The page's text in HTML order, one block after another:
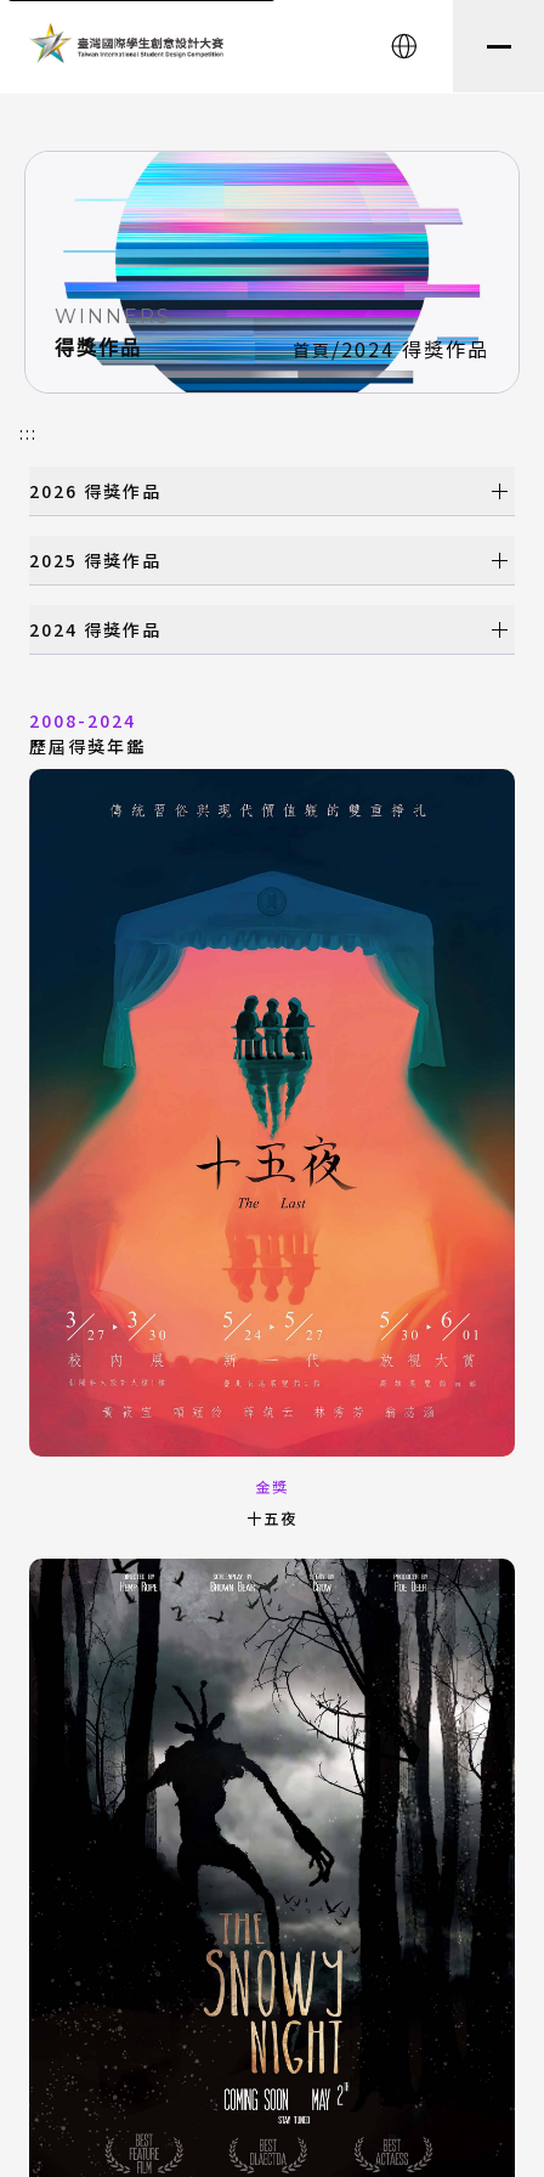
English
WINNERS
得獎作品
首頁/2024 得獎作品
:::
2026 得獎作品
年度大獎
國際設計組織特別獎
視覺設計類
時尚設計類
特別獎
2025 得獎作品
年度大獎
國際設計組織特別獎
視覺設計類
數位動畫類
建築與景觀設計類
時尚設計類
2024 得獎作品
國際設計組織特別獎
產品設計類
視覺設計類
數位動畫類
2008-2024
歷屆得獎年鑑
金獎
十五夜